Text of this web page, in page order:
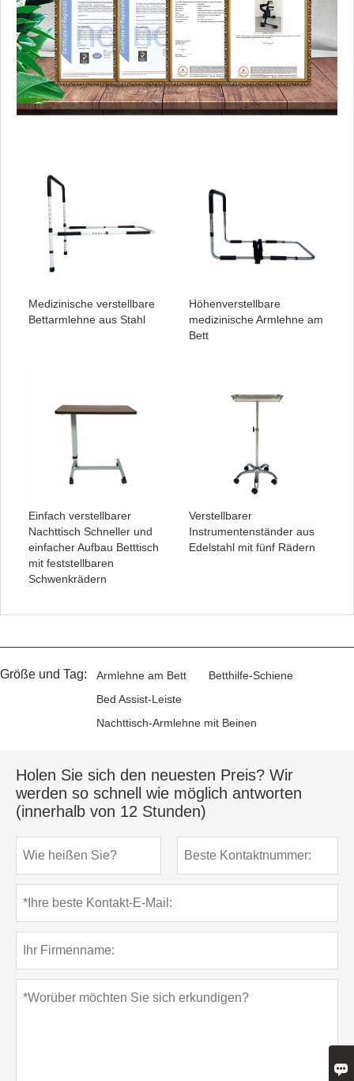
Medizinische verstellbare
Bettarmlehne aus Stahl
Höhenverstellbare
medizinische Armlehne am
Bett
Einfach verstellbarer
Nachttisch Schneller und
einfacher Aufbau Betttisch
mit feststellbaren
Schwenkrädern
Verstellbarer
Instrumentenständer aus
Edelstahl mit fünf Rädern
Größe und Tag: Armlehne am Bett
Betthilfe-Schiene
Bed Assist-Leiste
Nachttisch-Armlehne mit Beinen
Holen Sie sich den neuesten Preis? Wir
werden so schnell wie möglich antworten
(innerhalb von 12 Stunden)
